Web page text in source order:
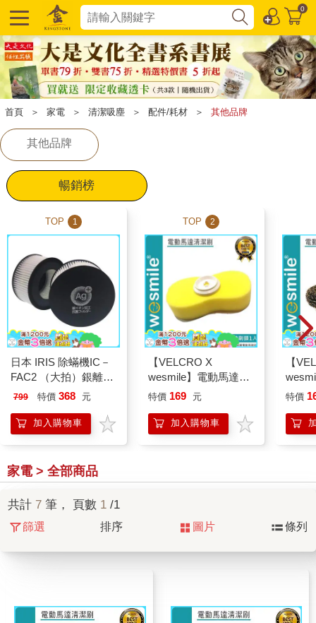
0
首頁 ＞ 家電 ＞ 清潔吸塵 ＞ 配件/耗材 ＞ 其他品牌
其他品牌
暢銷榜
TOP 1
日本 IRIS 除蟎機IC－
FAC2 （大拍）銀離子
HEPA過濾網－2入
799 特價 368 元
加入購物車
TOP 2
【VELCRO X
wesmile】電動馬達清
潔刷 大海綿刷頭1入
特價 169 元
加入購物車
【
潔刷
特價
家電 > 全部商品
共計 7 筆， 頁數 1 /1
篩選 排序 圖片 條列